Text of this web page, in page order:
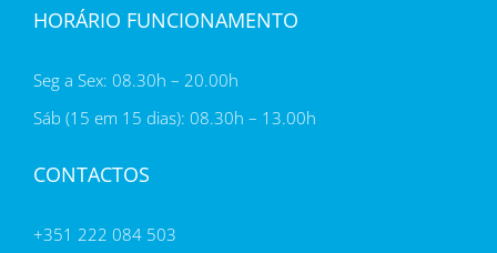
HORÁRIO FUNCIONAMENTO
Seg a Sex: 08.30h – 20.00h
Sáb (15 em 15 dias): 08.30h – 13.00h
CONTACTOS
+351 222 084 503